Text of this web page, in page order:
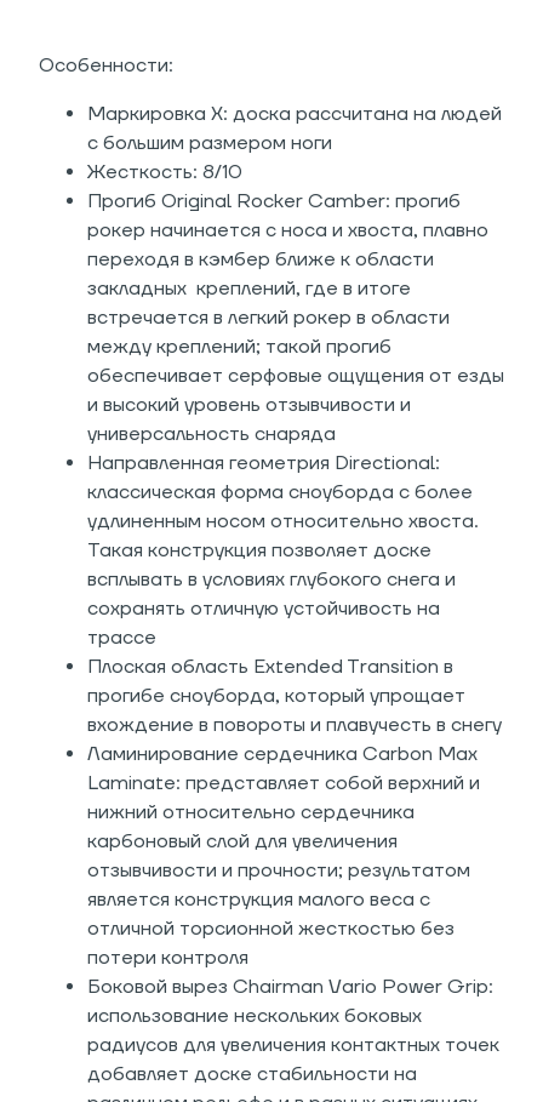
Особенности:
Маркировка X: доска рассчитана на людей
с большим размером ноги
Жесткость: 8/10
Прогиб Original Rocker Camber: прогиб
рокер начинается с носа и хвоста, плавно
переходя в кэмбер ближе к области
закладных креплений, где в итоге
встречается в легкий рокер в области
между креплений; такой прогиб
обеспечивает серфовые ощущения от езды
и высокий уровень отзывчивости и
универсальность снаряда
Направленная геометрия Directional:
классическая форма сноуборда с более
удлиненным носом относительно хвоста.
Такая конструкция позволяет доске
всплывать в условиях глубокого снега и
сохранять отличную устойчивость на
трассе
Плоская область Extended Transition в
прогибе сноуборда, который упрощает
вхождение в повороты и плавучесть в снегу
Ламинирование сердечника Carbon Max
Laminate: представляет собой верхний и
нижний относительно сердечника
карбоновый слой для увеличения
отзывчивости и прочности; результатом
является конструкция малого веса с
отличной торсионной жесткостью без
потери контроля
Боковой вырез Сhairman Vario Power Grip:
использование нескольких боковых
радиусов для увеличения контактных точек
добавляет доске стабильности на